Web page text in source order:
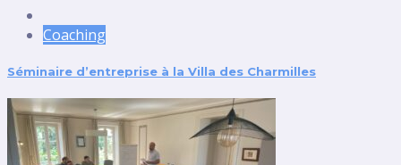
Coaching
Séminaire d’entreprise à la Villa des Charmilles